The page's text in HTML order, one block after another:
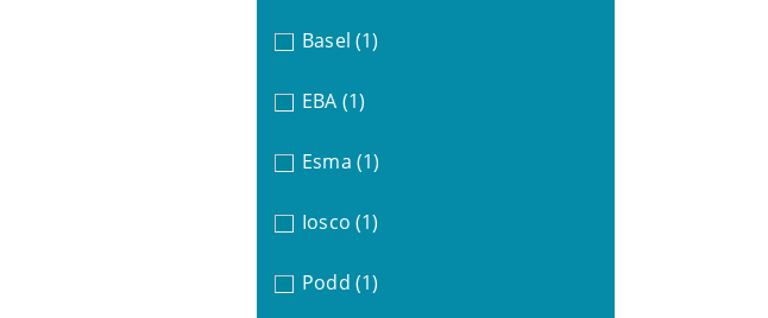
Basel (1)
EBA (1)
Esma (1)
Iosco (1)
Podd (1)